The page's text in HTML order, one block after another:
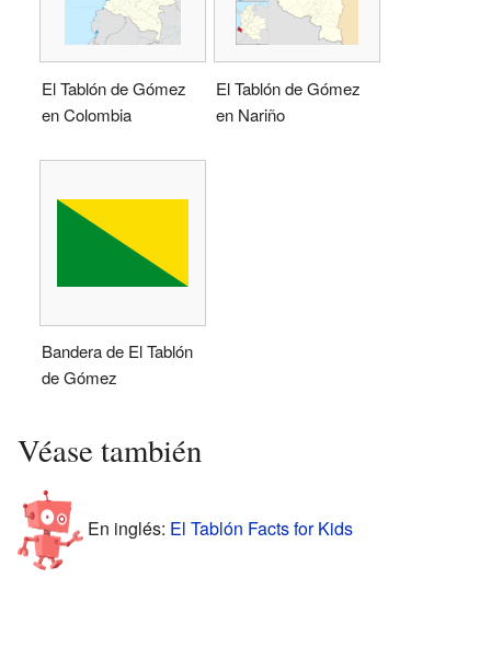
El Tablón de Gómez
en Colombia
El Tablón de Gómez
en Nariño
Bandera de El Tablón
de Gómez
Véase también
En inglés: El Tablón Facts for Kids